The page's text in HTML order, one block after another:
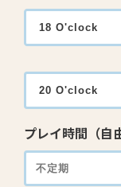
プレイ時間（自